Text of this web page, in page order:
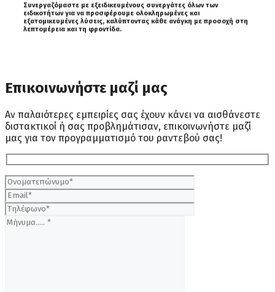
Συνεργαζόμαστε με εξειδικευμένους συνεργάτες όλων των
ειδικοτήτων για να προσφέρουμε ολοκληρωμένες και
εξατομικευμένες λύσεις, καλύπτοντας κάθε ανάγκη με προσοχή στη
λεπτομέρεια και τη φροντίδα.
Επικοινωνήστε μαζί μας
Aν παλαιότερες εμπειρίες σας έχουν κάνει να αισθάνεστε
διστακτικοί ή σας προβλημάτισαν, επικοινωνήστε μαζί
μας για τον προγραμματισμό του ραντεβού σας!